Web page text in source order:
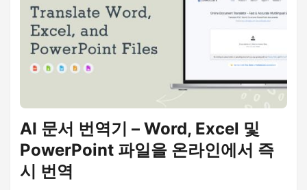
AI 문서 번역기 – Word, Excel 및
PowerPoint 파일을 온라인에서 즉
시 번역